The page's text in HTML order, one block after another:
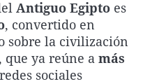
La rosa de los vientos
Gente viajera
Como el perro y el
Caso
Retornados
Equipo de
Extremadura
Galicia
La Rioja
Virales
Televisión
Elecciones
Antiguo Egipto es
, convertido en
sobre la civilización
, que ya reúne a más
sociales